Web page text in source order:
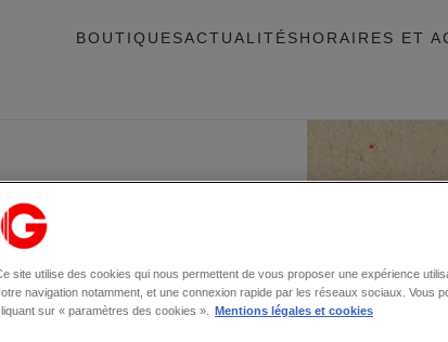
BOUTIQUESACTUALITÉSHORAIRES ET
développement durable, au travers
d’énergie
majeur pour la Galerie, qui a
site utilise des cookies qui nous permettent de vous proposer une expérience
navigation notamment, et une connexion rapide par les réseaux sociaux. Vous
sur « paramètres des cookies ».
Mentions légales et cookies